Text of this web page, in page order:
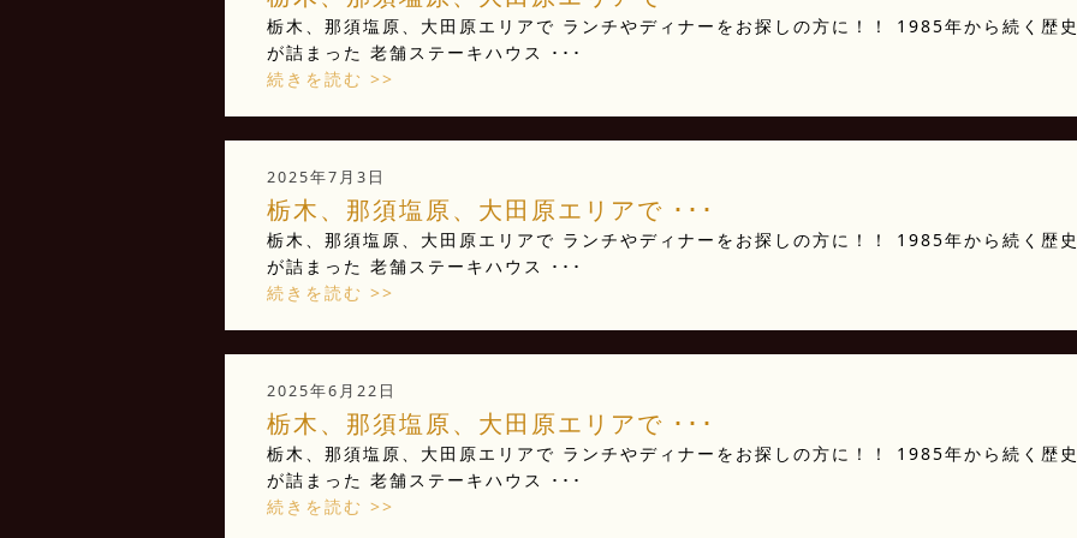
栃木、那須塩原、大田原エリアで ランチやディナーをお探しの方に！！ 1985年から続く歴史
が詰まった 老舗ステーキハウス ･･･
続きを読む >>
2025年7月3日
栃木、那須塩原、大田原エリアで ･･･
栃木、那須塩原、大田原エリアで ランチやディナーをお探しの方に！！ 1985年から続く歴史
が詰まった 老舗ステーキハウス ･･･
続きを読む >>
2025年6月22日
栃木、那須塩原、大田原エリアで ･･･
栃木、那須塩原、大田原エリアで ランチやディナーをお探しの方に！！ 1985年から続く歴史
が詰まった 老舗ステーキハウス ･･･
続きを読む >>